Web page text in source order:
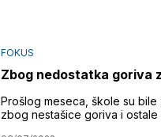
FOKUS
Zbog nedostatka goriva
Prošlog meseca, škole su
zbog nestašice goriva i